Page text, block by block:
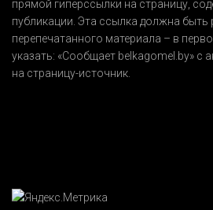
прямой гиперссылки на страницу,
публикации. Эта ссылка должна быть
перепечатанного материала – в
указать: «Сообщает belkagomel.by» с
на страницу-источник.